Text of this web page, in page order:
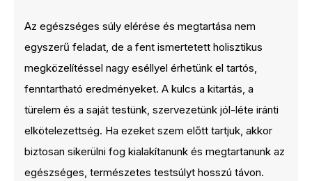
Az egészséges súly elérése és megtartása nem
egyszerű feladat, de a fent ismertetett holisztikus
megközelítéssel nagy eséllyel érhetünk el tartós,
fenntartható eredményeket. A kulcs a kitartás, a
türelem és a saját testünk, szervezetünk jól-léte iránti
elkötelezettség. Ha ezeket szem előtt tartjuk, akkor
biztosan sikerülni fog kialakítanunk és megtartanunk az
egészséges, természetes testsúlyt hosszú távon.